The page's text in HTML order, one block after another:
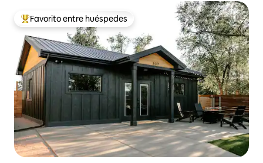
De los mejores en Favorito entre huéspedes
Favorito entre huéspedes